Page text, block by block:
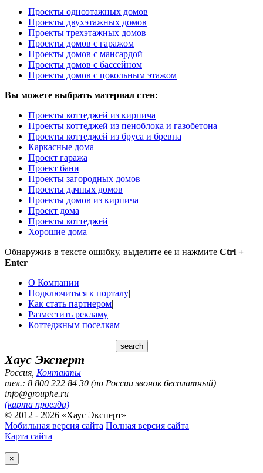
Проекты одноэтажных домов
Проекты двухэтажных домов
Проекты трехэтажных домов
Проекты домов с гаражом
Проекты домов с мансардой
Проекты домов с бассейном
Проекты домов с цокольным этажом
Вы можете выбрать материал стен:
Проекты коттеджей из кирпича
Проекты коттеджей из пеноблока и газобетона
Проекты коттеджей из бруса и бревна
Каркасные дома
Проект гаража
Проект бани
Проекты загородных домов
Проекты дачных домов
Проекты домов из кирпича
Проект дома
Проекты коттеджей
Хорошие дома
Обнаружив в тексте ошибку, выделите ее и нажмите Ctrl +
Enter
О Компании|
Подключиться к порталу|
Как стать партнером|
Разместить рекламу|
Коттеджным поселкам
Хаус Эксперт
Россия Контакты
тел.: 8 800 222 84 30 (по России звонок бесплатный)
info@grouphe.ru
(карта проезда)
© 2012 - 2026 «Хаус Эксперт»
Мобильная версия сайта Полная версия сайта
Карта сайта
×